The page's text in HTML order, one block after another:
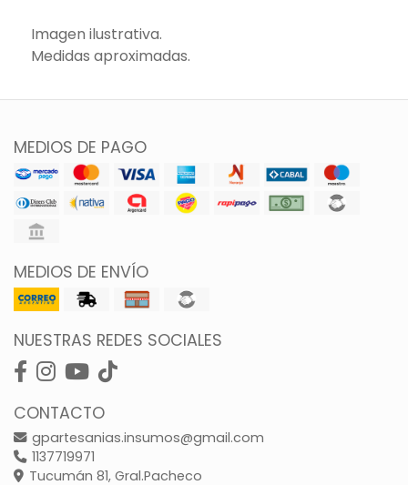
Imagen ilustrativa.
Medidas aproximadas.
MEDIOS DE PAGO
MEDIOS DE ENVÍO
NUESTRAS REDES SOCIALES
CONTACTO
gpartesanias.insumos@gmail.com
1137719971
Tucumán 81, Gral.Pacheco